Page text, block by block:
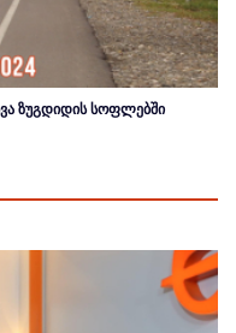
ზუგდიდის სოფლებში